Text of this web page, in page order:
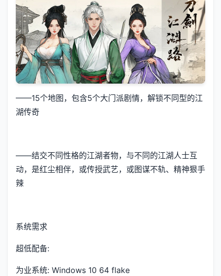
——15个地图，包含5个大门派剧情，解锁不同型的江
湖传奇
——结交不同性格的江湖者物，与不同的江湖人士互
动，是红尘相伴，或传授武艺，或图谋不轨、精神狠手
辣
系统需求
超低配备:
为业系统: Windows 10 64 flake